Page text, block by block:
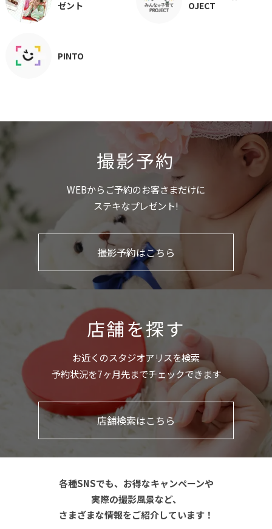
ゼント
OJECT
PINTO
撮影予約
WEBからご予約のお客さまだけに
ステキなプレゼント!
撮影予約はこちら
店舗を探す
お近くのスタジオアリスを検索
予約状況を7ヶ月先までチェックできます
店舗検索はこちら
各種SNSでも、お得なキャンペーンや
実際の撮影風景など、
さまざまな情報をご紹介しています！